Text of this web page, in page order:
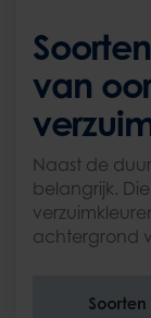
van
Naast de
belangrijk.
achtergrond